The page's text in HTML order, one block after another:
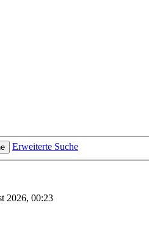
Erweiterte Suche
2026, 00:23